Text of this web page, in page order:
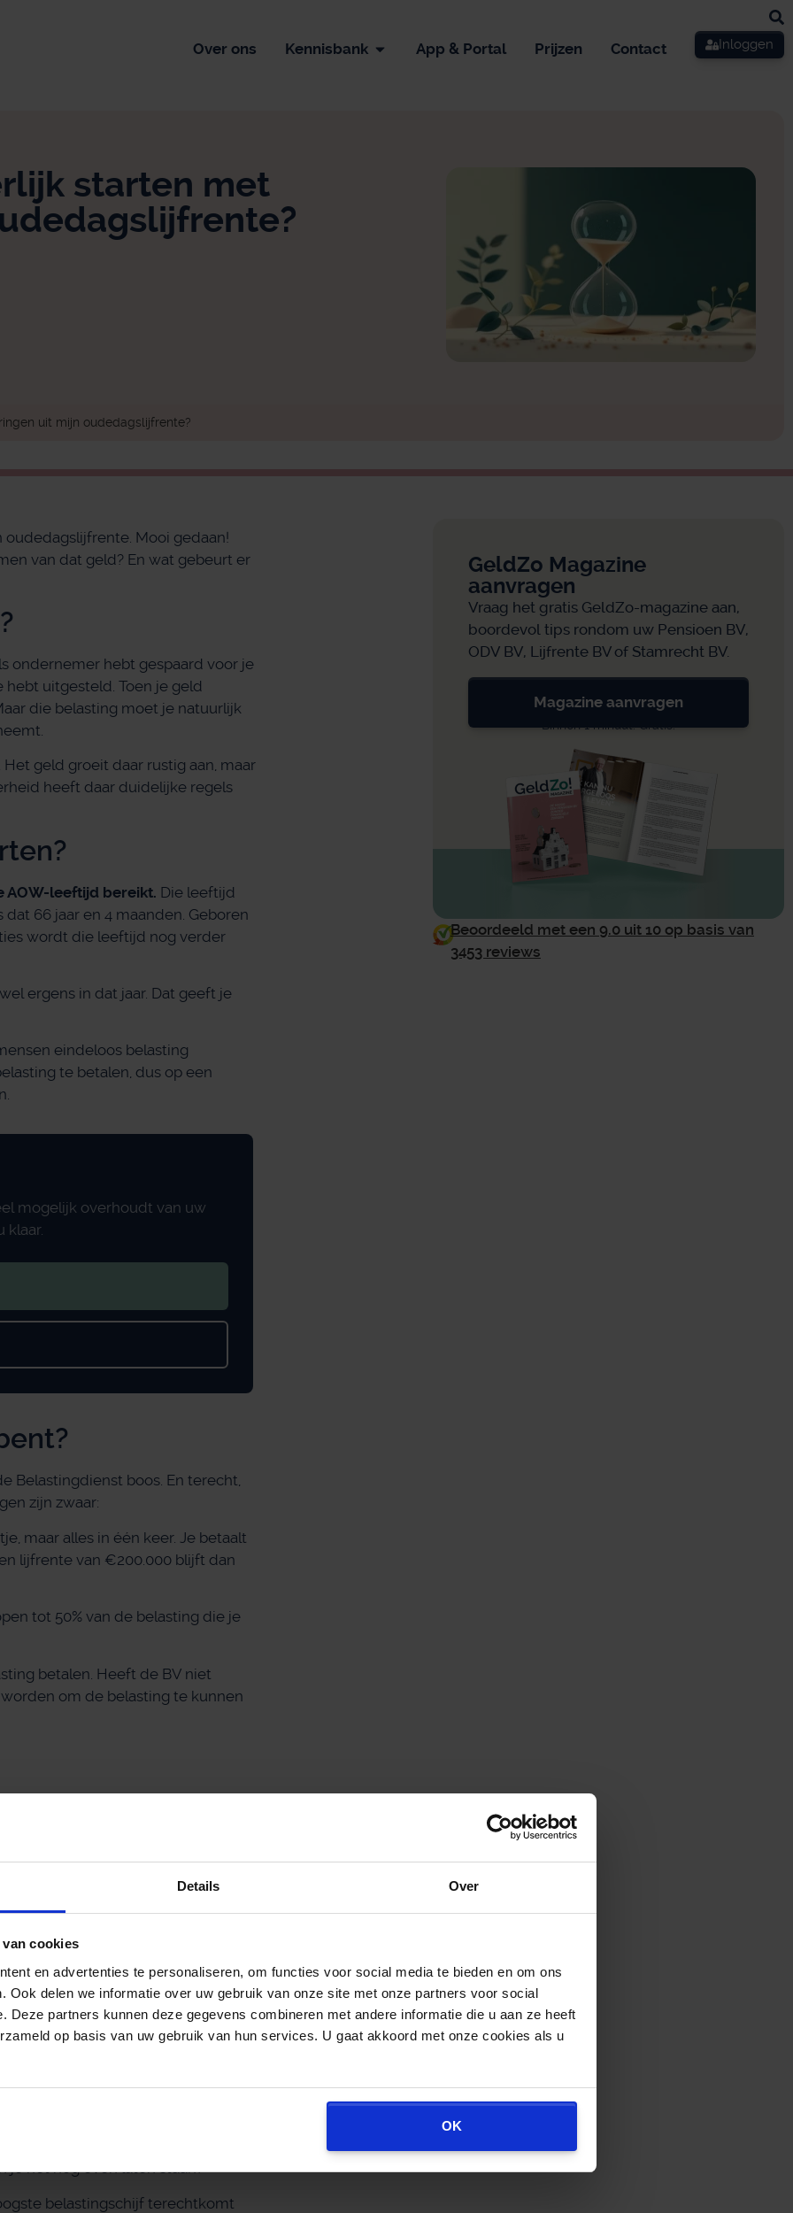
Details Over
cookies
en advertenties te personaliseren, om functies voor social media te bieden en om ons
Ook delen we informatie over uw gebruik van onze site met onze partners voor social
Deze partners kunnen deze gegevens combineren met andere informatie die u aan ze heeft
op basis van uw gebruik van hun services. U gaat akkoord met onze cookies als u
OK
Over ons Kennisbank App & Portal Prijzen Contact Inloggen
starten met
uit mijn oudedagslijfrente?
oudedagslijfrente. Mooi gedaan!
van dat geld? En wat gebeurt er
ondernemer hebt gespaard voor je
uitgesteld. Toen je geld
die belasting moet je natuurlijk
geld groeit daar rustig aan, maar
heeft daar duidelijke regels
AOW-leeftijd bereikt. Die leeftijd
66 jaar en 4 maanden. Geboren
wordt die leeftijd nog verder
ergens in dat jaar. Dat geeft je
eindeloos belasting
te betalen, dus op een
mogelijk overhoudt van uw
klaar.
Belastingdienst boos. En terecht,
zijn zwaar:
maar alles in één keer. Je betaalt
lijfrente van €200.000 blijft dan
tot 50% van de belasting die je
betalen. Heeft de BV niet
om de belasting te kunnen
belasting schelen, omdat je niet
terechtkomt.
potje geld wordt over meer jaren
uitkeringen. Handig als
uit verhuur? Zorg dat je niet
je het nog even laten staan?
belastingschijf terechtkomt
GeldZo Magazine
aanvragen
Vraag het gratis GeldZo-magazine aan,
boordevol tips rondom uw Pensioen BV,
ODV BV, Lijfrente BV of Stamrecht BV.
Magazine aanvragen
Binnen 1 minuut. Gratis.
Beoordeeld met een 9.0 uit 10 op basis van
3453 reviews